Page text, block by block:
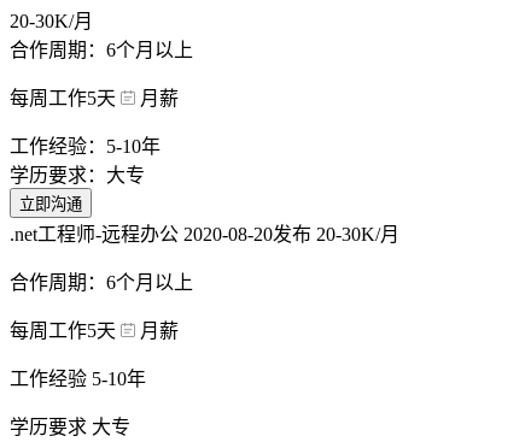
20-30K/月
合作周期：6个月以上
每周工作5天 月薪
工作经验：5-10年
学历要求：大专
立即沟通
.net工程师-远程办公 2020-08-20发布 20-30K/月
合作周期：6个月以上
每周工作5天 月薪
工作经验 5-10年
学历要求 大专